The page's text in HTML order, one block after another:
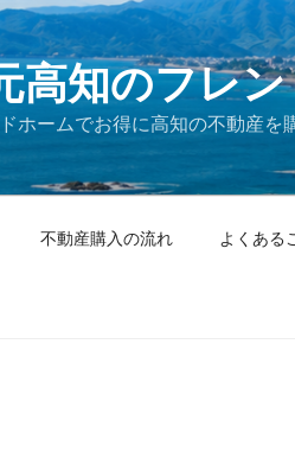
高知のフレ
ホームでお得に高知の不動産を
不動産購入の流れ よくある